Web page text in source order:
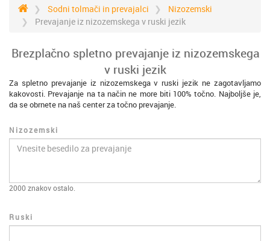
Sodni tolmači in prevajalci
Nizozemski
Prevajanje iz nizozemskega v ruski jezik
Brezplačno spletno prevajanje iz nizozemskega
v ruski jezik
Za spletno prevajanje iz nizozemskega v ruski jezik ne zagotavljamo
kakovosti. Prevajanje na ta način ne more biti 100% točno. Najboljše je,
da se obrnete na naš center za točno prevajanje.
Nizozemski
2000 znakov ostalo.
Ruski